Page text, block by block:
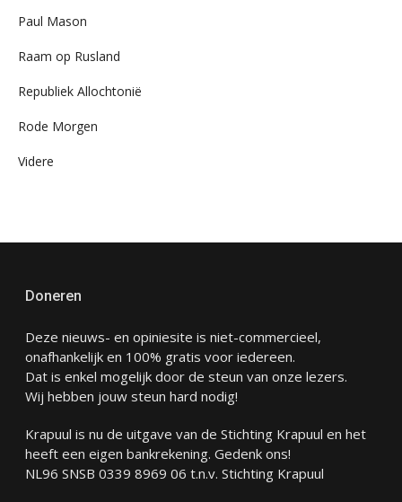
Paul Mason
Raam op Rusland
Republiek Allochtonië
Rode Morgen
Videre
Doneren
Deze nieuws- en opiniesite is niet-commercieel,
onafhankelijk en 100% gratis voor iedereen.
Dat is enkel mogelijk door de steun van onze lezers.
Wij hebben jouw steun hard nodig!
Krapuul is nu de uitgave van de Stichting Krapuul en het
heeft een eigen bankrekening. Gedenk ons!
NL96 SNSB 0339 8969 06 t.n.v. Stichting Krapuul